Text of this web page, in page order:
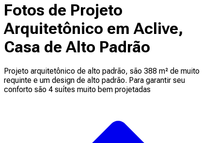
Fotos de Projeto
Arquitetônico em Aclive,
Casa de Alto Padrão
Projeto arquitetônico de alto padrão, são 388 m² de muito
requinte e um design de alto padrão. Para garantir seu
conforto são 4 suítes muito bem projetadas